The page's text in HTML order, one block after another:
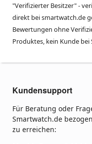
"Verifizierter Besitzer" -
direkt bei smartwatch.de
Bewertungen ohne
Produktes, kein Kunde
Kundensupport
Für Beratung oder
Smartwatch.de
zu erreichen: